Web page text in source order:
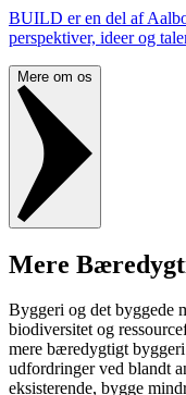
BUILD er en del af
perspektiver, ideer og
Mere om os
Mere
Byggeri og det byggede
biodiversitet og
mere bæredygtigt
udfordringer ved blandt
eksisterende, bygge